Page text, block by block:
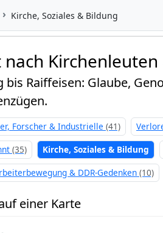
Kirche, Soziales & Bildung
bis Raiffeisen: Glaube,
Forscher & Industrielle (41)
(35) Kirche, Soziales & Bildung
& DDR-Gedenken (10)
einer Karte